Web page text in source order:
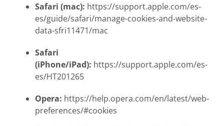
Safari (mac): https://support.apple.com/es-
es/guide/safari/manage-cookies-and-website-
data-sfri11471/mac
Safari
(iPhone/iPad): https://support.apple.com/es-
es/HT201265
Opera: https://help.opera.com/en/latest/web-
preferences/#cookies